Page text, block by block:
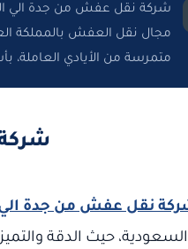
مجال نقل العفش بالمملكة
متمرسة من الأيادي
شركة
نقل عفش من جدة الي
السعودية، حيث الدقة